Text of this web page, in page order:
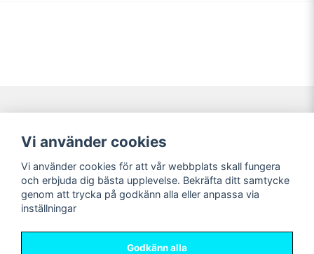
Navigering
Nyheter!
Förbeställning
Mitt konto
Logga in
Registrera dig
Glömt lösenord?
Sociala medier
Vi använder cookies
Vi använder cookies för att vår webbplats skall fungera
och erbjuda dig bästa upplevelse. Bekräfta ditt samtycke
genom att trycka på godkänn alla eller anpassa via
inställningar
Godkänn alla